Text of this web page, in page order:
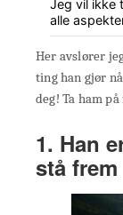
Jeg vil ikke
alle
Her avslører
ting han gjør
deg! Ta ham
1. Han
stå frem